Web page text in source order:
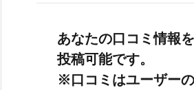
あなたの口コミ情報
投稿可能です。
※口コミはユーザー